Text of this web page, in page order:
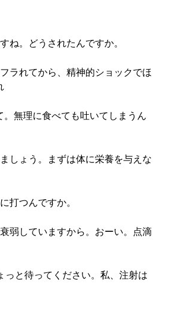
ね。どうされたんですか。
ラれてから、精神的ショックでほ
。無理に食べても吐いてしまうん
しょう。まずは体に栄養を与えな
打つんですか。
弱していますから。おーい。点滴
っと待ってください。私、注射は